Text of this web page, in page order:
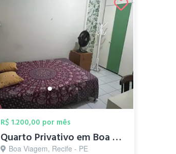
R$ 1.200,00 por mês
Quarto Privativo em Boa Viagem! R$1.200...
Boa Viagem, Recife - PE